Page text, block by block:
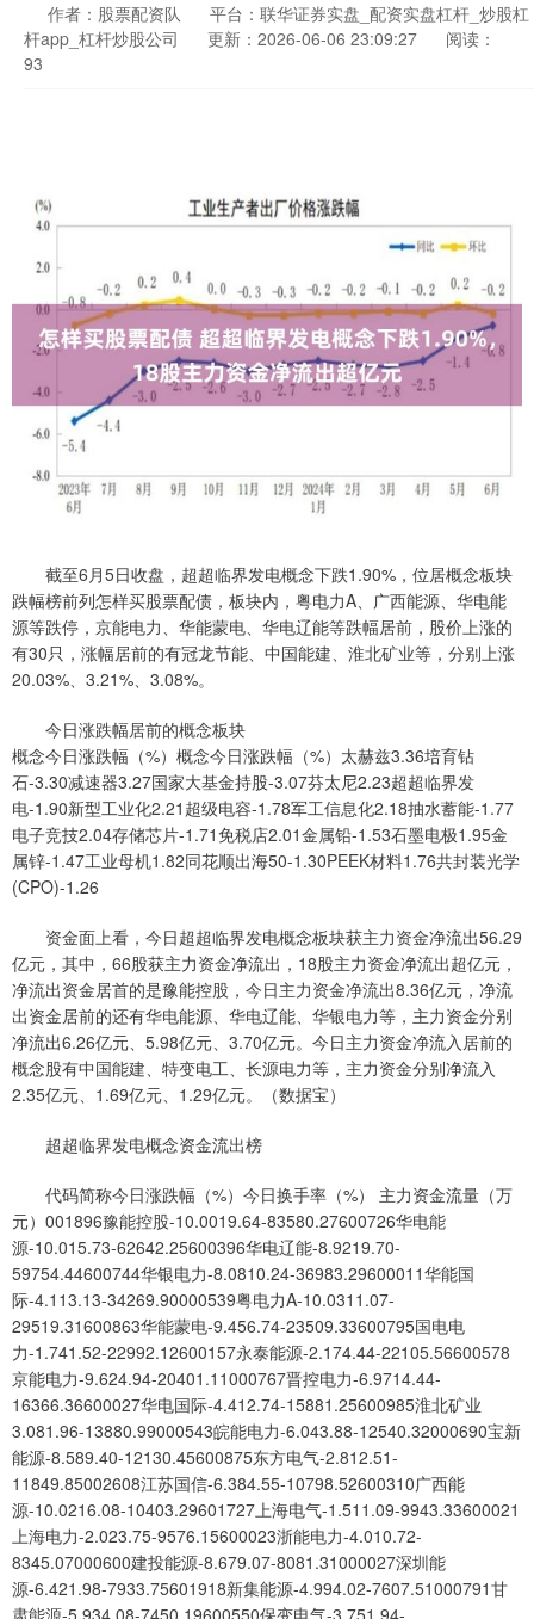
作者：股票配资队
平台：联华证券实盘_配资实盘杠杆_炒股杠
杆app_杠杆炒股公司
更新：2026-06-06 23:09:27
阅读：
93
截至6月5日收盘，超超临界发电概念下跌1.90%，位居概念板块
跌幅榜前列怎样买股票配债，板块内，粤电力A、广西能源、华电能
源等跌停，京能电力、华能蒙电、华电辽能等跌幅居前，股价上涨的
有30只，涨幅居前的有冠龙节能、中国能建、淮北矿业等，分别上涨
20.03%、3.21%、3.08%。
今日涨跌幅居前的概念板块
概念今日涨跌幅（%）概念今日涨跌幅（%）太赫兹3.36培育钻
石-3.30减速器3.27国家大基金持股-3.07芬太尼2.23超超临界发
电-1.90新型工业化2.21超级电容-1.78军工信息化2.18抽水蓄能-1.77
电子竞技2.04存储芯片-1.71免税店2.01金属铅-1.53石墨电极1.95金
属锌-1.47工业母机1.82同花顺出海50-1.30PEEK材料1.76共封装光学
(CPO)-1.26
资金面上看，今日超超临界发电概念板块获主力资金净流出56.29
亿元，其中，66股获主力资金净流出，18股主力资金净流出超亿元，
净流出资金居首的是豫能控股，今日主力资金净流出8.36亿元，净流
出资金居前的还有华电能源、华电辽能、华银电力等，主力资金分别
净流出6.26亿元、5.98亿元、3.70亿元。今日主力资金净流入居前的
概念股有中国能建、特变电工、长源电力等，主力资金分别净流入
2.35亿元、1.69亿元、1.29亿元。（数据宝）
超超临界发电概念资金流出榜
代码简称今日涨跌幅（%）今日换手率（%） 主力资金流量（万
元）001896豫能控股-10.0019.64-83580.27600726华电能
源-10.015.73-62642.25600396华电辽能-8.9219.70-
59754.44600744华银电力-8.0810.24-36983.29600011华能国
际-4.113.13-34269.90000539粤电力A-10.0311.07-
29519.31600863华能蒙电-9.456.74-23509.33600795国电电
力-1.741.52-22992.12600157永泰能源-2.174.44-22105.56600578
京能电力-9.624.94-20401.11000767晋控电力-6.9714.44-
16366.36600027华电国际-4.412.74-15881.25600985淮北矿业
3.081.96-13880.99000543皖能电力-6.043.88-12540.32000690宝新
能源-8.589.40-12130.45600875东方电气-2.812.51-
11849.85002608江苏国信-6.384.55-10798.52600310广西能
源-10.0216.08-10403.29601727上海电气-1.511.09-9943.33600021
上海电力-2.023.75-9576.15600023浙能电力-4.010.72-
8345.07000600建投能源-8.679.07-8081.31000027深圳能
源-6.421.98-7933.75601918新集能源-4.994.02-7607.51000791甘